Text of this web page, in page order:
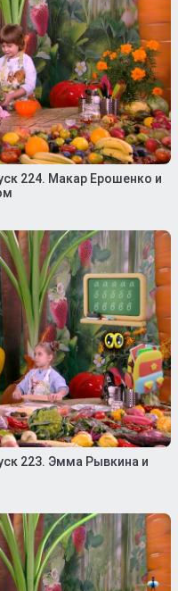
224. Макар Ерошенко и
223. Эмма Рывкина и